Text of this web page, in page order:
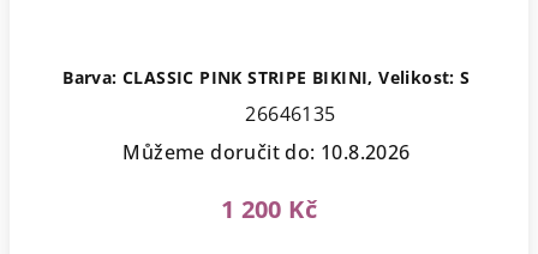
Barva: CLASSIC PINK STRIPE BIKINI, Velikost: S
26646135
Můžeme doručit do: 10.8.2026
1 200 Kč